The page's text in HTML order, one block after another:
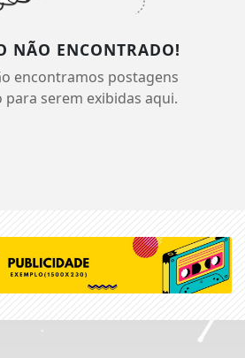
NÃO ENCONTRADO!
encontramos postagens
para serem exibidas aqui.